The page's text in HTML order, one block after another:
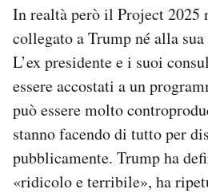
In realtà però il Project 2025
collegato a Trump né alla
L’ex presidente e i suoi
essere accostati a un
può essere molto
stanno facendo di tutto per
pubblicamente. Trump ha
«ridicolo e terribile», ha